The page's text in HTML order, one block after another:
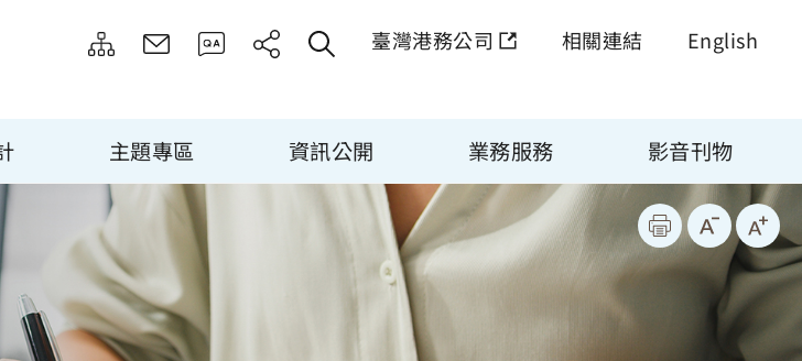
臺灣港務公司 相關連結 English
主題專區 資訊公開 業務服務 影音刊物